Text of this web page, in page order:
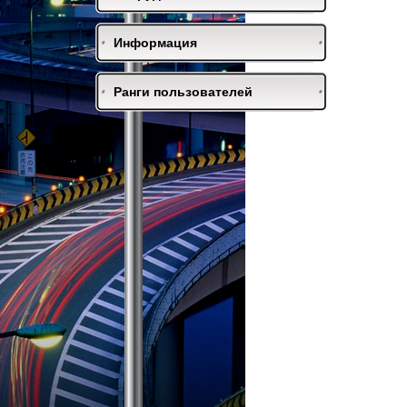
Информация
Ранги пользователей